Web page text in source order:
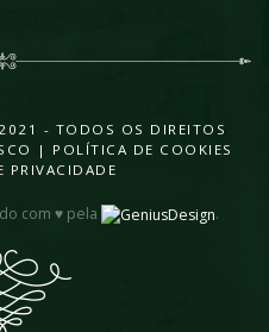
- TODOS OS DIREITOS
| POLÍTICA DE COOKIES
PRIVACIDADE
com ♥ pela .